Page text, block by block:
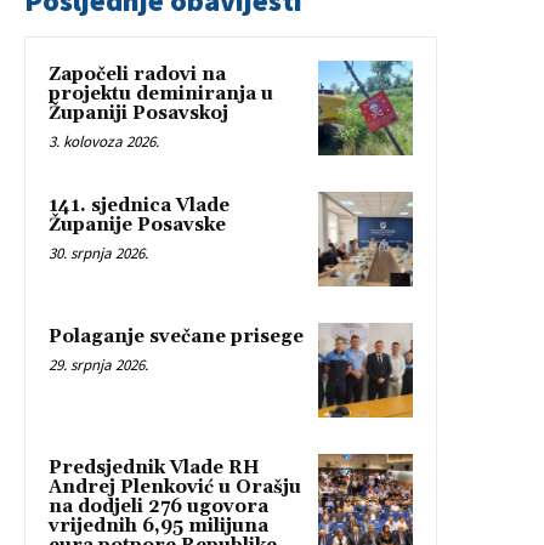
Započeli radovi na
projektu deminiranja u
Županiji Posavskoj
3. kolovoza 2026.
141. sjednica Vlade
Županije Posavske
30. srpnja 2026.
Polaganje svečane prisege
29. srpnja 2026.
Predsjednik Vlade RH
Andrej Plenković u Orašju
na dodjeli 276 ugovora
vrijednih 6,95 milijuna